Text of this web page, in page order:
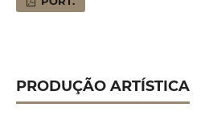
PRODUÇÃO ARTÍSTICA